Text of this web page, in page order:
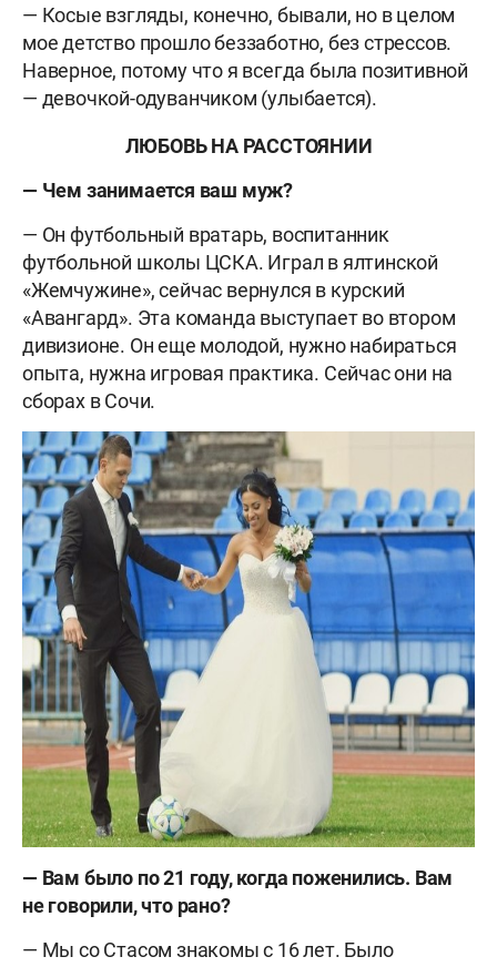
— Косые взгляды, конечно, бывали, но в целом
мое детство прошло беззаботно, без стрессов.
Наверное, потому что я всегда была позитивной
— девочкой-одуванчиком (улыбается).
ЛЮБОВЬ НА РАССТОЯНИИ
— Чем занимается ваш муж?
— Он футбольный вратарь, воспитанник
футбольной школы ЦСКА. Играл в ялтинской
«Жемчужине», сейчас вернулся в курский
«Авангард». Эта команда выступает во втором
дивизионе. Он еще молодой, нужно набираться
опыта, нужна игровая практика. Сейчас они на
сборах в Сочи.
— Вам было по 21 году, когда поженились. Вам
не говорили, что рано?
— Мы со Стасом знакомы с 16 лет. Было